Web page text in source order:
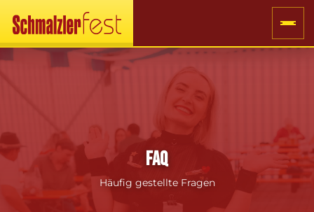
FAQ
Häufig gestellte Fragen